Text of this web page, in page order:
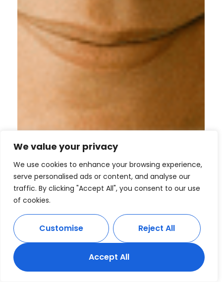
We value your privacy
We use cookies to enhance your browsing experience,
serve personalised ads or content, and analyse our
traffic. By clicking "Accept All", you consent to our use
of cookies.
Customise Reject All
Accept All